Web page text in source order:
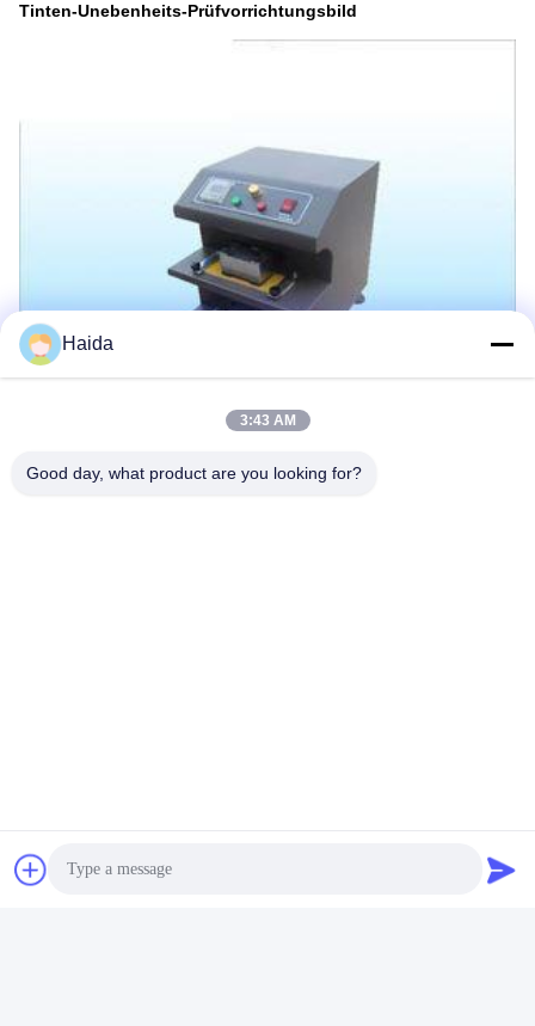
Tinten-Unebenheits-Prüfvorrichtungsbild
Tags: Verpackenprüfungsinstrumente
Nancheng-Bezirk, Dongguan-Stadt, Provinz Guangdong,
Haida
3:43 AM
Good day, what product are you looking for?